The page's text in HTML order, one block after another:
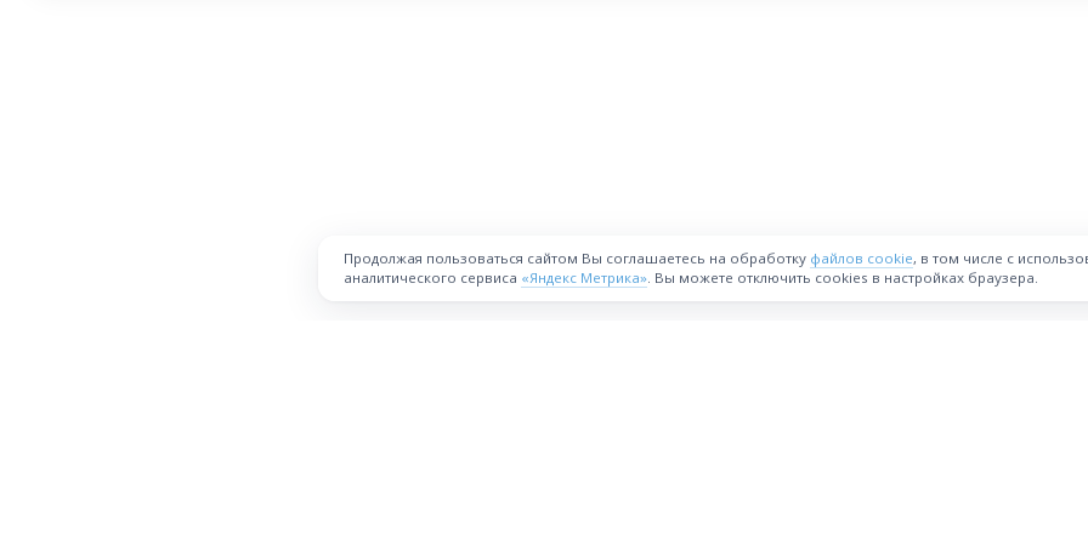
Продолжая пользоваться сайтом Вы соглашаетесь на обработку файлов cookie, в том числе с
аналитического сервиса «Яндекс Метрика». Вы можете отключить cookies в настройках браузера.